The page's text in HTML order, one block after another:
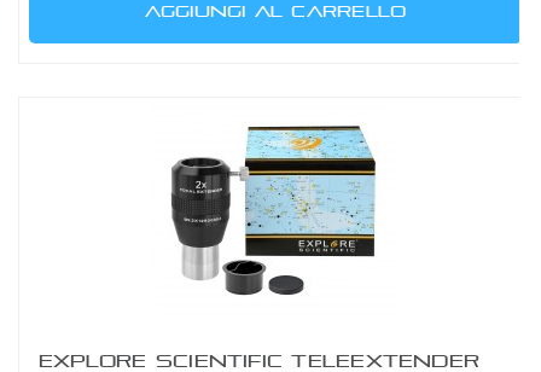
AGGIUNGI AL CARRELLO
EXPLORE SCIENTIFIC TELEEXTENDER